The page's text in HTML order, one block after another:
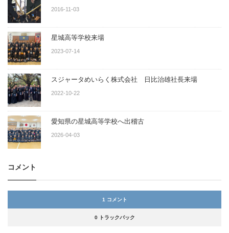
2016-11-03
星城高等学校来場
2023-07-14
スジャータめいらく株式会社 日比治雄社長来場
2022-10-22
愛知県の星城高等学校へ出稽古
2026-04-03
コメント
1 コメント
0 トラックバック